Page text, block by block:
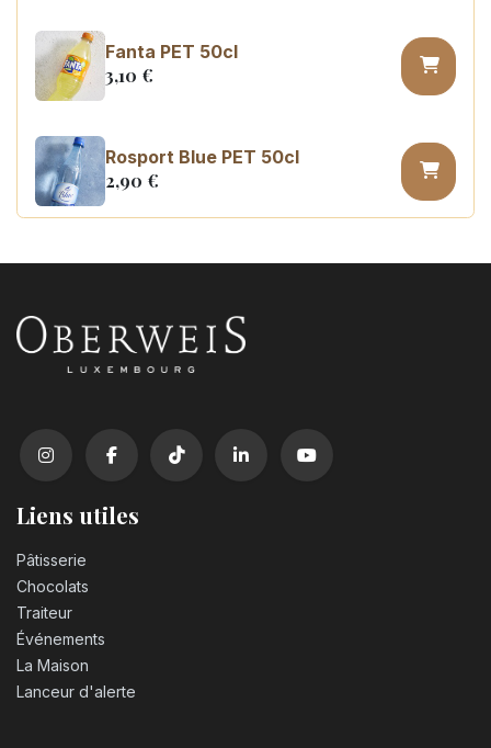
Fanta PET 50cl
3,10 €
Rosport Blue PET 50cl
2,90 €
Liens utiles
Pâtisserie
Chocolats
Traiteur
Événements
La Maison
Lanceur d'alerte